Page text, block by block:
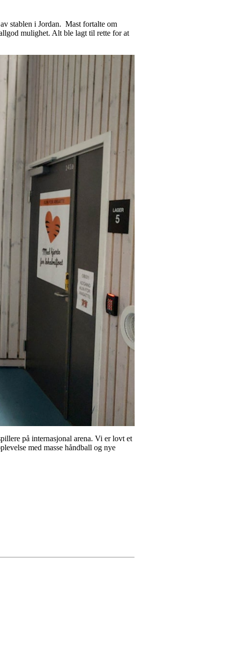
stablen i Jordan. Mast fortalte om
mulighet. Alt ble lagt til rette for at
på internasjonal arena. Vi er lovt et
med masse håndball og nye